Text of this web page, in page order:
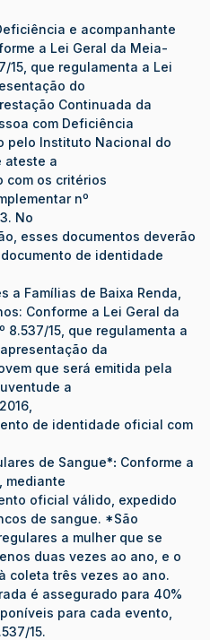
e acompanhante
a Lei Geral da Meia-
15, que regulamenta a Lei
do
Continuada da
com Deficiência
pelo Instituto Nacional do
ateste a
com os critérios
nº
No
esses documentos deverão
de identidade
a Famílias de Baixa Renda,
Conforme a Lei Geral da
8.537/15, que regulamenta a
da
que será emitida pela
a
de identidade oficial com
de Sangue*: Conforme a
mediante
oficial válido, expedido
de sangue. *São
a mulher que se
duas vezes ao ano, e o
coleta três vezes ao ano.
é assegurado para 40%
para cada evento,
15.